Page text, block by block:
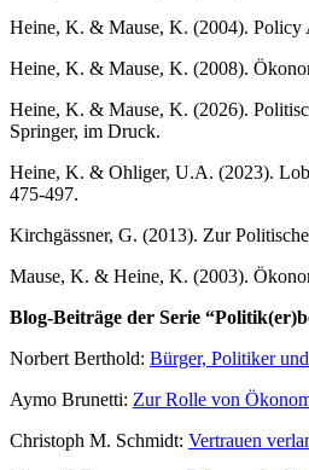
Heine, K. & Mause, K. (2004). Policy
Heine, K. & Mause, K. (2008).
Heine, K. & Mause, K. (2026).
Springer, im Druck.
Heine, K. & Ohliger, U.A. (2023).
475-497.
Kirchgässner, G. (2013). Zur
Mause, K. & Heine, K. (2003).
Blog-Beiträge der Serie
Norbert Berthold: Bürger, Politiker
Aymo Brunetti: Zur Rolle von
Christoph M. Schmidt: Vertrauen